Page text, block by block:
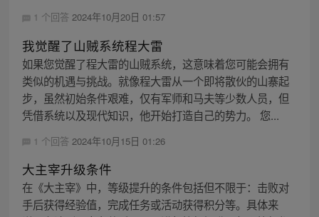
1 个回答 2024年10月20日 01:57
我觉醒了山贼系统程大雷
如果您觉醒了程大雷的山贼系统，这意味着您可能会拥有
类似的机遇与挑战。就像程大雷从一个即将散伙的山寨起
步，虽然初始条件艰难，仅有军师和马夫等少数人员，但
凭借系统以及现代知识，他开始打造自己的势力。 您...
1 个回答 2024年10月15日 01:26
大主宰升级条件
在《大主宰》中，等级提升的条件包括但不限于：击败对
手后获得经验值，完成任务或活动获得积分等。具体来